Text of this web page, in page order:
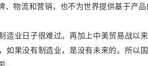
物流和营销，也不为世界提供基于产品
造业日子很难过。再加上中美贸易战以
如果没有制造业，是没有未来的。所以